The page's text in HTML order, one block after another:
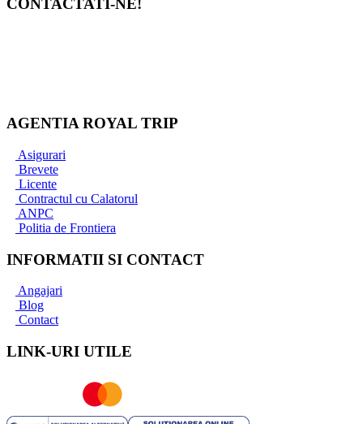
CONTACTATI-NE!
AGENTIA ROYAL TRIP
Asigurari
Brevete
Licente
Contractul cu Calatorul
ANPC
Politia de Frontiera
INFORMATII SI CONTACT
Angajari
Blog
Contact
LINK-URI UTILE